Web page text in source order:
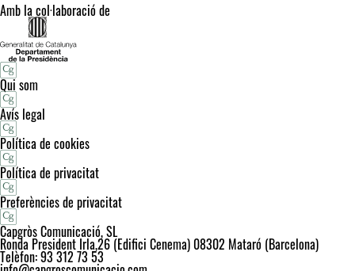
Amb la col·laboració de
Qui som
Avís legal
Política de cookies
Política de privacitat
Preferències de privacitat
Capgròs Comunicació, SL
Ronda President Irla,26 (Edifici Cenema) 08302 Mataró (Barcelona)
Telèfon: 93 312 73 53